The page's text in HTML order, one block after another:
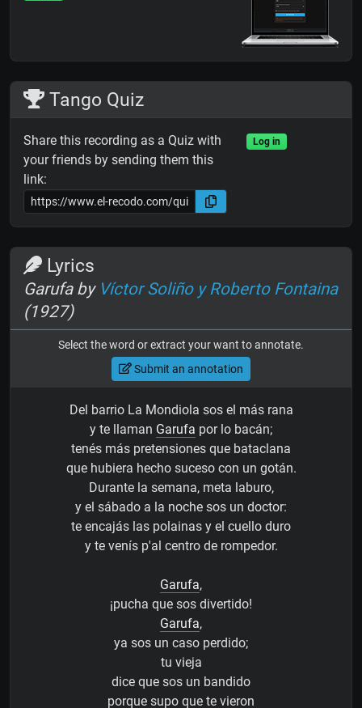
Tango Quiz
Share this recording as a Quiz with
your friends by sending them this
link:
Log in
Lyrics
Garufa by Víctor Soliño y Roberto Fontaina
(1927)
Select the word or extract your want to annotate.
Submit an annotation
Del barrio La Mondiola sos el más rana
y te llaman Garufa por lo bacán;
tenés más pretensiones que bataclana
que hubiera hecho suceso con un gotán.
Durante la semana, meta laburo,
y el sábado a la noche sos un doctor:
te encajás las polainas y el cuello duro
y te venís p'al centro de rompedor.
Garufa,
¡pucha que sos divertido!
Garufa,
ya sos un caso perdido;
tu vieja
dice que sos un bandido
porque supo que te vieron